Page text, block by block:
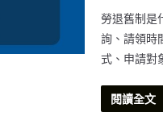
勞退舊制是
詢、請領時
式、申請對
閱讀全文